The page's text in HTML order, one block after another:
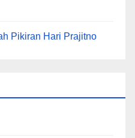
Pikiran Hari Prajitno